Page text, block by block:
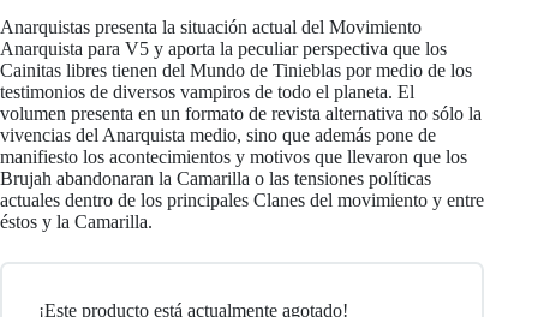
Anarquistas presenta la situación actual del Movimiento
Anarquista para V5 y aporta la peculiar perspectiva que los
Cainitas libres tienen del Mundo de Tinieblas por medio de los
testimonios de diversos vampiros de todo el planeta. El
volumen presenta en un formato de revista alternativa no sólo la
vivencias del Anarquista medio, sino que además pone de
manifiesto los acontecimientos y motivos que llevaron que los
Brujah abandonaran la Camarilla o las tensiones políticas
actuales dentro de los principales Clanes del movimiento y entre
éstos y la Camarilla.
¡Este producto está actualmente agotado!